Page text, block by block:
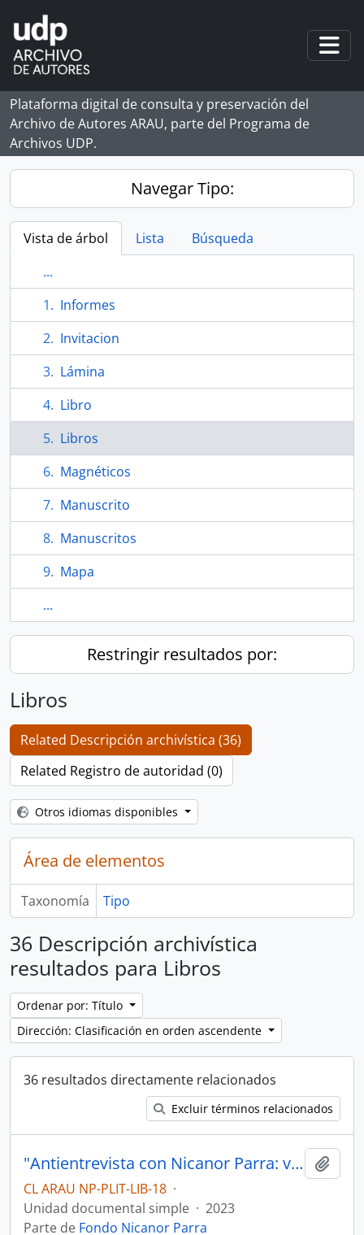
Skip to main content
Plataforma digital de consulta y preservación del
Archivo de Autores ARAU, parte del Programa de
Archivos UDP.
Navegar Tipo:
Vista de árbol Lista
Búsqueda
...
Informes
Invitacion
Lámina
Libro
Libros
Magnéticos
Manuscrito
Manuscritos
Mapa
...
Restringir resultados por:
Libros
Related Descripción archivística (36)
Related Registro de autoridad (0)
Otros idiomas disponibles
Área de elementos
Taxonomía Tipo
36 Descripción archivística
resultados para Libros
Ordenar por: Título
Dirección: Clasificación en orden ascendente
36 resultados directamente relacionados
Excluir términos relacionados
"Antientrevista con Nicanor Parra: viaje por el mundo de Nicanor Parra" por Jorge Teillier
CL ARAU NP-PLIT-LIB-18 ·
Unidad documental simple · 2023
Parte de Fondo Nicanor Parra